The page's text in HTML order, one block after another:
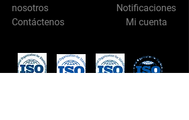
nosotros
Contáctenos
Notificaciones
Mi cuenta